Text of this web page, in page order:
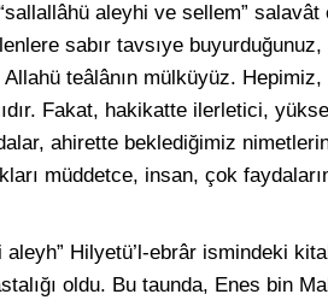
aleyhi ve sellem”
sabır tavsıye
teâlânın mülküyüz.
Fakat, hakikatte ilerletici,
ahirette beklediğimiz
müddetce, insan, çok
Hilyetü’l-ebrâr ismindeki
oldu. Bu taunda, Enes bin